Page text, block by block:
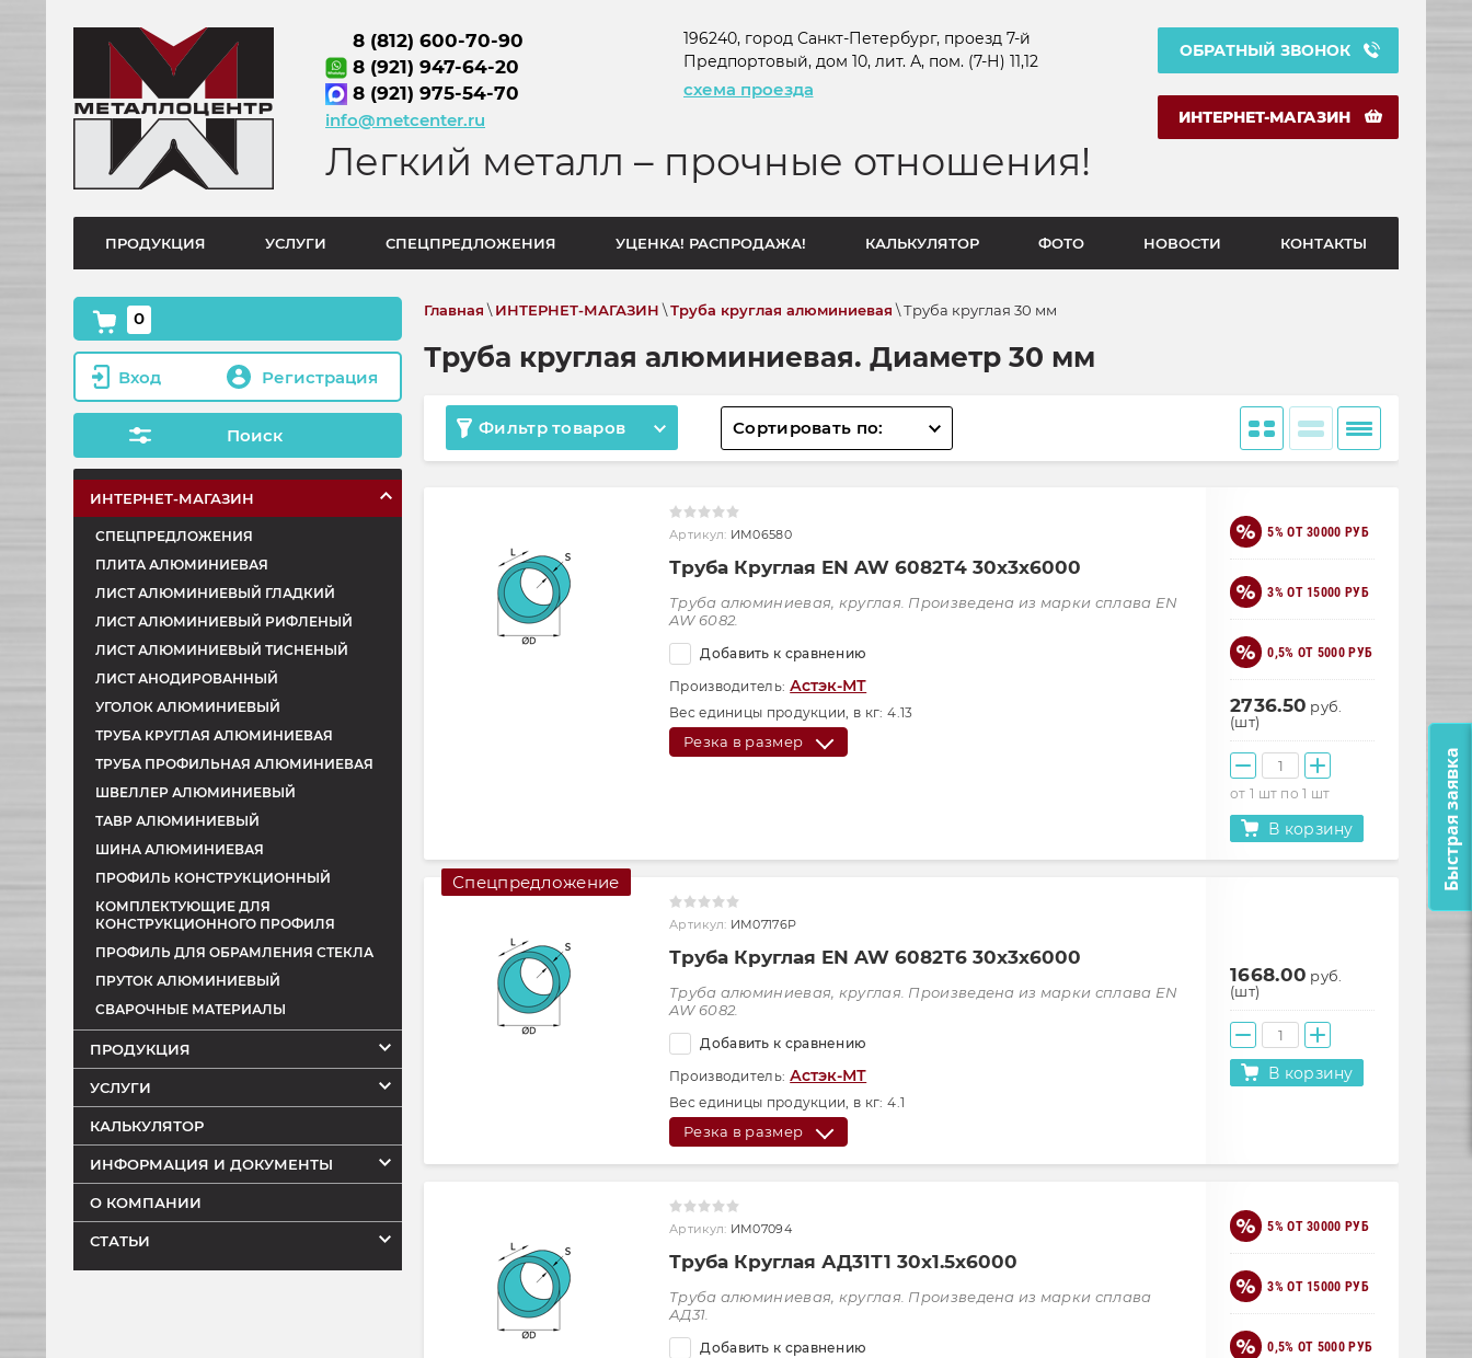
8 (812) 600-70-90
8 (921) 947-64-20
8 (921) 975-54-70
info@metcenter.ru
196240, город Санкт-Петербург, проезд 7-й
Предпортовый, дом 10, лит. А, пом. (7-Н) 11,12
схема проезда
ОБРАТНЫЙ ЗВОНОК
ИНТЕРНЕТ-МАГАЗИН
Легкий металл – прочные отношения!
ПРОДУКЦИЯ УСЛУГИ СПЕЦПРЕДЛОЖЕНИЯ УЦЕНКА! РАСПРОДАЖА! КАЛЬКУЛЯТОР ФОТО НОВОСТИ КОНТАКТЫ
0
Вход Регистрация
Поиск
ИНТЕРНЕТ-МАГАЗИН
СПЕЦПРЕДЛОЖЕНИЯ
ПЛИТА АЛЮМИНИЕВАЯ
ЛИСТ АЛЮМИНИЕВЫЙ ГЛАДКИЙ
ЛИСТ АЛЮМИНИЕВЫЙ РИФЛЕНЫЙ
ЛИСТ АЛЮМИНИЕВЫЙ ТИСНЕНЫЙ
ЛИСТ АНОДИРОВАННЫЙ
УГОЛОК АЛЮМИНИЕВЫЙ
ТРУБА КРУГЛАЯ АЛЮМИНИЕВАЯ
ТРУБА ПРОФИЛЬНАЯ АЛЮМИНИЕВАЯ
ШВЕЛЛЕР АЛЮМИНИЕВЫЙ
ТАВР АЛЮМИНИЕВЫЙ
ШИНА АЛЮМИНИЕВАЯ
ПРОФИЛЬ КОНСТРУКЦИОННЫЙ
КОМПЛЕКТУЮЩИЕ ДЛЯ
КОНСТРУКЦИОННОГО ПРОФИЛЯ
ПРОФИЛЬ ДЛЯ ОБРАМЛЕНИЯ СТЕКЛА
ПРУТОК АЛЮМИНИЕВЫЙ
СВАРОЧНЫЕ МАТЕРИАЛЫ
ПРОДУКЦИЯ
УСЛУГИ
КАЛЬКУЛЯТОР
ИНФОРМАЦИЯ И ДОКУМЕНТЫ
О КОМПАНИИ
СТАТЬИ
Главная\ИНТЕРНЕТ-МАГАЗИН\Труба круглая алюминиевая\ Труба круглая 30 мм
Труба круглая алюминиевая. Диаметр 30 мм
Фильтр товаров Сортировать по:
Артикул: ИМ06580
Труба Круглая EN AW 6082Т4 30х3х6000
Труба алюминиевая, круглая. Произведена из марки сплава EN
AW 6082.
Добавить к сравнению
Производитель: Астэк-МТ
Вес единицы продукции, в кг: 4.13
Резка в размер
5% ОТ 30000 РУБ
3% ОТ 15000 РУБ
0,5% ОТ 5000 РУБ
2736.50 руб.
(шт)
от 1 шт по 1 шт
В корзину
Спецпредложение
Артикул: ИМ07176Р
Труба Круглая EN AW 6082Т6 30х3х6000
Труба алюминиевая, круглая. Произведена из марки сплава EN
AW 6082.
Добавить к сравнению
Производитель: Астэк-МТ
Вес единицы продукции, в кг: 4.1
Резка в размер
1668.00 руб.
(шт)
В корзину
Артикул: ИМ07094
Труба Круглая АД31Т1 30х1.5х6000
Труба алюминиевая, круглая. Произведена из марки сплава
АД31.
Добавить к сравнению
5% ОТ 30000 РУБ
3% ОТ 15000 РУБ
0,5% ОТ 5000 РУБ
Быстрая заявка